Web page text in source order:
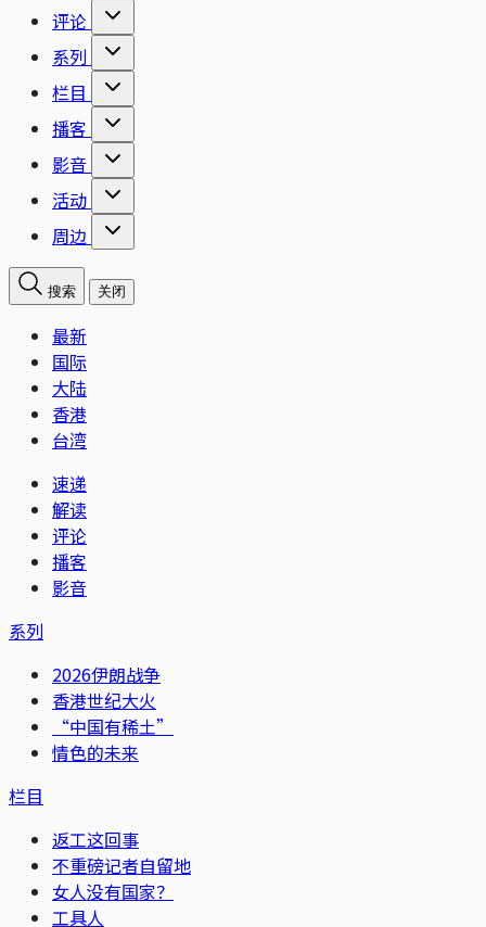
评论
系列
栏目
播客
影音
活动
周边
搜索 关闭
最新
国际
大陆
香港
台湾
速递
解读
评论
播客
影音
系列
2026伊朗战争
香港世纪大火
“中国有稀土”
情色的未来
栏目
返工这回事
不重磅记者自留地
女人没有国家？
工具人